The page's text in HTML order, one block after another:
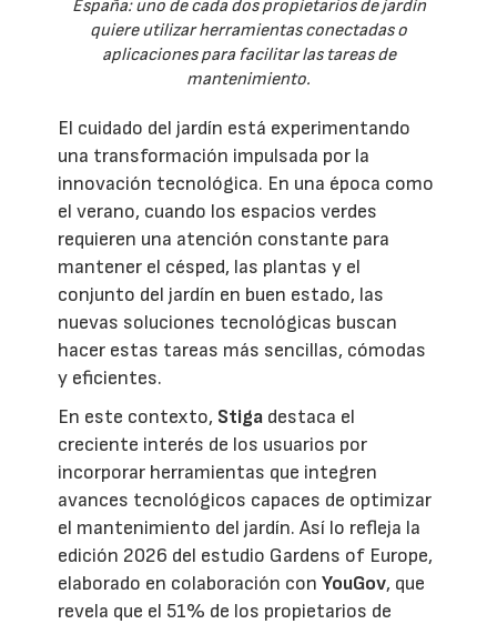
España: uno de cada dos propietarios de jardín
quiere utilizar herramientas conectadas o
aplicaciones para facilitar las tareas de
mantenimiento.
El cuidado del jardín está experimentando
una transformación impulsada por la
innovación tecnológica. En una época como
el verano, cuando los espacios verdes
requieren una atención constante para
mantener el césped, las plantas y el
conjunto del jardín en buen estado, las
nuevas soluciones tecnológicas buscan
hacer estas tareas más sencillas, cómodas
y eficientes.
En este contexto, Stiga destaca el
creciente interés de los usuarios por
incorporar herramientas que integren
avances tecnológicos capaces de optimizar
el mantenimiento del jardín. Así lo refleja la
edición 2026 del estudio Gardens of Europe,
elaborado en colaboración conYouGov, que
revela que el 51% de los propietarios de